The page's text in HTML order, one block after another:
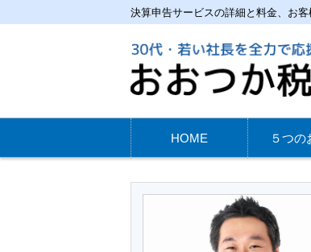
決算申告サービスの詳細と料金、お
HOME ５つの